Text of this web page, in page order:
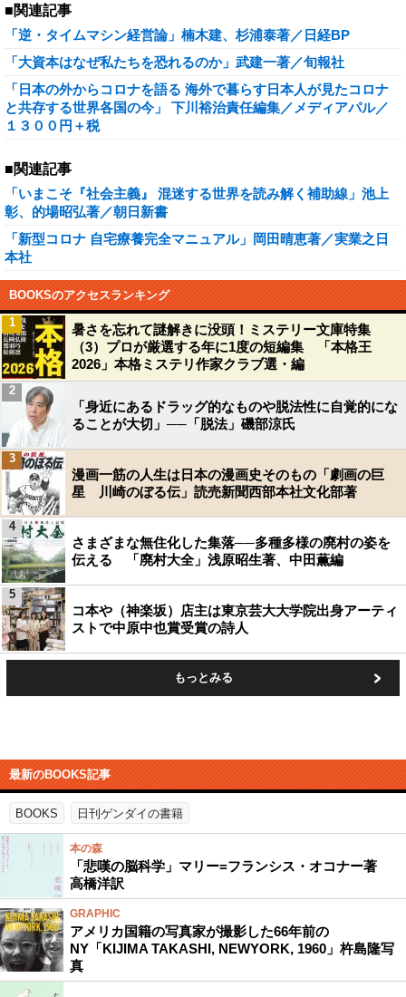
■関連記事
「逆・タイムマシン経営論」楠木建、杉浦泰著／日経BP
「大資本はなぜ私たちを恐れるのか」武建一著／旬報社
「日本の外からコロナを語る 海外で暮らす日本人が見たコロナ
と共存する世界各国の今」 下川裕治責任編集／メディアパル／
１３００円＋税
■関連記事
「いまこそ『社会主義』 混迷する世界を読み解く補助線」池上
彰、的場昭弘著／朝日新書
「新型コロナ 自宅療養完全マニュアル」岡田晴恵著／実業之日
本社
BOOKSのアクセスランキング
暑さを忘れて謎解きに没頭！ミステリー文庫特集
（3）プロが厳選する年に1度の短編集 「本格王
2026」本格ミステリ作家クラブ選・編
1
「身近にあるドラッグ的なものや脱法性に自覚的にな
ることが大切」──「脱法」磯部涼氏
2
漫画一筋の人生は日本の漫画史そのもの「劇画の巨
星 川崎のぼる伝」読売新聞西部本社文化部著
3
さまざまな無住化した集落──多種多様の廃村の姿を
伝える 「廃村大全」浅原昭生著、中田薫編
4
コ本や（神楽坂）店主は東京芸大大学院出身アーティ
ストで中原中也賞受賞の詩人
5
もっとみる
最新のBOOKS記事
BOOKS 日刊ゲンダイの書籍
本の森
「悲嘆の脳科学」マリー=フランシス・オコナー著
高橋洋訳
GRAPHIC
アメリカ国籍の写真家が撮影した66年前の
NY「KIJIMA TAKASHI, NEWYORK, 1960」杵島隆写
真